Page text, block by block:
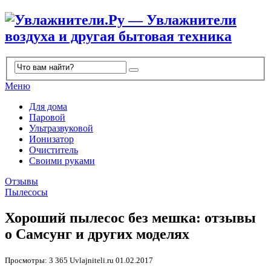
Меню
Для дома
Паровой
Ультразвуковой
Ионизатор
Очиститель
Своими руками
Отзывы
Пылесосы
Хороший пылесос без мешка: отзывы
о Самсунг и других моделях
Просмотры: 3 365 Uvlajniteli.ru 01.02.2017